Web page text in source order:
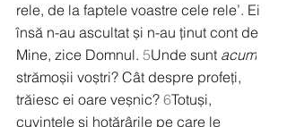
rele, de la faptele voastre cele rele’. Ei
însă n-au ascultat și n-au ținut cont de
Mine, zice Domnul. 5Unde sunt acum
strămoșii voștri? Cât despre profeți,
trăiesc ei oare veșnic? 6Totuși,
cuvintele și hotărârile pe care le